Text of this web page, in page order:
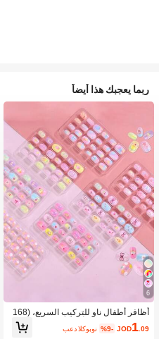
ربما يعجبك هذا أيضاً
6
أظافر أطفال ناو للتركيب السريع، (168
قطعة و 24 قطعة) أظافر صناعية مسبقة
اللصق للأطفال، مجموعة أظافر صناعية
JOD1.09
%9- بعد الكوبون